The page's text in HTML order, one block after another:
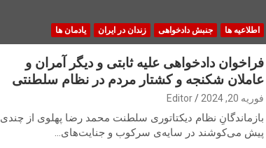
اطلاعیه ها جنبش دادخواهی زندان در ایران یادمان ها
فراخوان ‏دادخواهی علیه ثابتی و دیگر آمران و
عاملان شکنجه و کشتار مردم در نظام سلطنتی
فوریه 20, 2024 Editor
بازماندگانِ نظام دیکتاتوری سلطنت محمد رضا پهلوی از چندی
پیش می‌کوشند در سایه‌ی سرکوب و جنایت‌های…